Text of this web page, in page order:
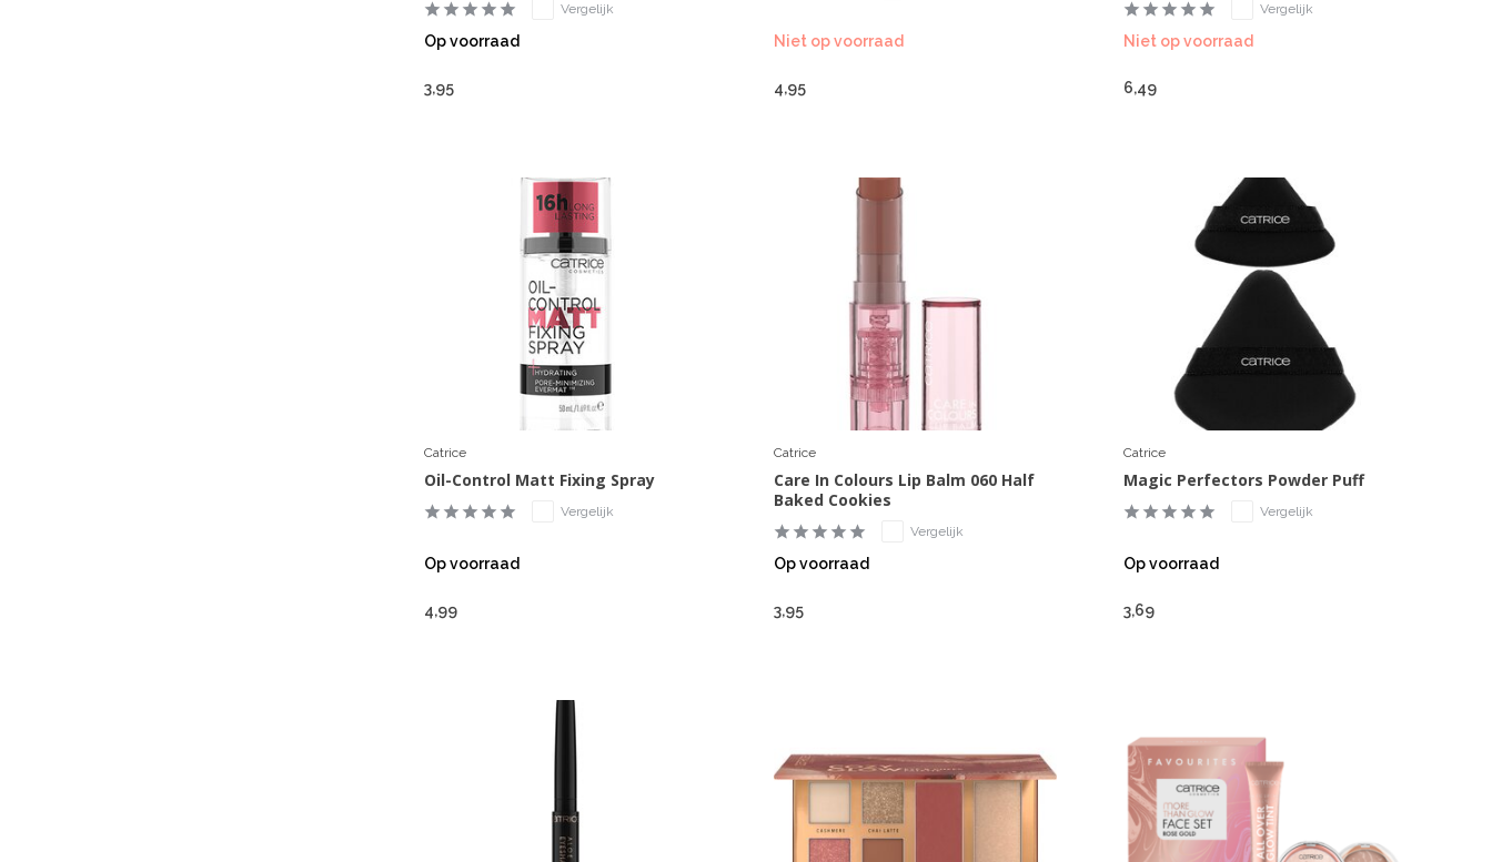
Vergelijk
Op voorraad
3,95
Niet op voorraad
4,95
Vergelijk
Niet op voorraad
6,49
Catrice
Oil-Control Matt Fixing Spray
Vergelijk
Op voorraad
4,99
Catrice
Care In Colours Lip Balm 060 Half
Baked Cookies
Vergelijk
Op voorraad
3,95
Catrice
Magic Perfectors Powder Puff
Vergelijk
Op voorraad
3,69